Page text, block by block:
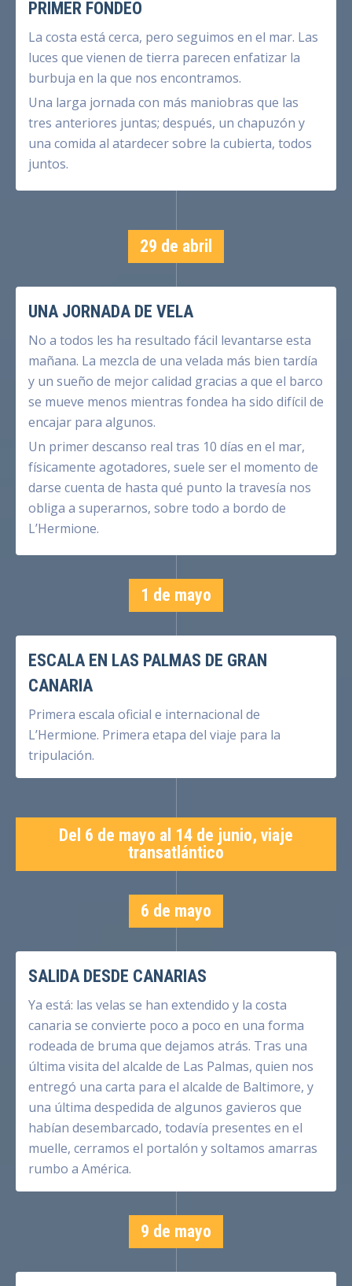
PRIMER FONDEO
La costa está cerca, pero seguimos en el mar. Las
luces que vienen de tierra parecen enfatizar la
burbuja en la que nos encontramos.
Una larga jornada con más maniobras que las
tres anteriores juntas; después, un chapuzón y
una comida al atardecer sobre la cubierta, todos
juntos.
29 de abril
UNA JORNADA DE VELA
No a todos les ha resultado fácil levantarse esta
mañana. La mezcla de una velada más bien tardía
y un sueño de mejor calidad gracias a que el barco
se mueve menos mientras fondea ha sido difícil de
encajar para algunos.
Un primer descanso real tras 10 días en el mar,
físicamente agotadores, suele ser el momento de
darse cuenta de hasta qué punto la travesía nos
obliga a superarnos, sobre todo a bordo de
L’Hermione.
1 de mayo
ESCALA EN LAS PALMAS DE GRAN
CANARIA
Primera escala oficial e internacional de
L’Hermione. Primera etapa del viaje para la
tripulación.
Del 6 de mayo al 14 de junio, viaje
transatlántico
6 de mayo
SALIDA DESDE CANARIAS
Ya está: las velas se han extendido y la costa
canaria se convierte poco a poco en una forma
rodeada de bruma que dejamos atrás. Tras una
última visita del alcalde de Las Palmas, quien nos
entregó una carta para el alcalde de Baltimore, y
una última despedida de algunos gavieros que
habían desembarcado, todavía presentes en el
muelle, cerramos el portalón y soltamos amarras
rumbo a América.
9 de mayo